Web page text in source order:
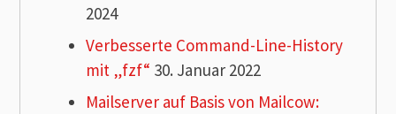
2024
Verbesserte Command-Line-History
mit „fzf“ 30. Januar 2022
Mailserver auf Basis von Mailcow: